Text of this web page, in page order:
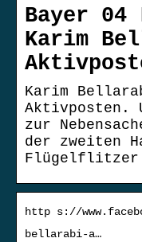
Bayer 04
Karim
Karim
Aktivposten.
zur
der zweiten
Flügelflitzer
http s://
bellarabi-a…